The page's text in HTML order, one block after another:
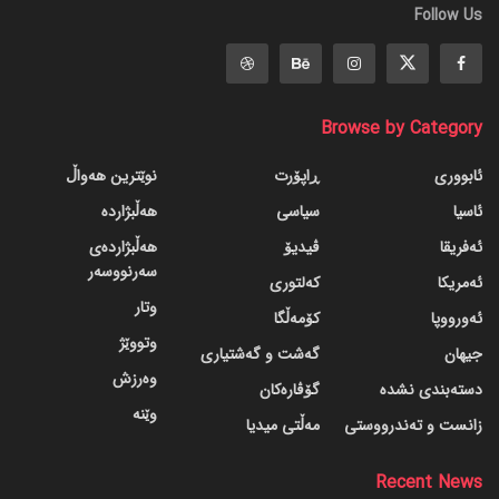
Follow Us
Browse by Category
ئابووری
ئاسیا
ئەفریقا
ئەمریکا
ئەورووپا
جیهان
دسته‌بندی نشده
زانست و تەندرووستی
ڕاپۆرت
سیاسی
ڤیدیۆ
کەلتوری
کۆمەڵگا
گه‌شت و گه‌شتیاری
گۆڤاره‌کان
مەڵتی میدیا
نوێترین هەواڵ
هەڵبژاردە
هەڵبژاردەی
سەرنووسەر
وتار
وتووێژ
وەرزش
وێنە
Recent News